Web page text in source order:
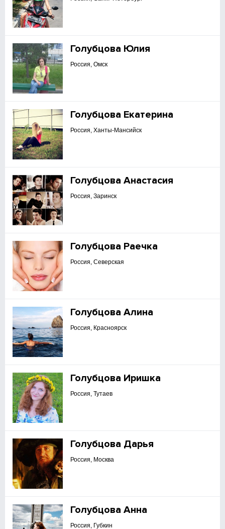
Голубцова Юлия
Россия, Омск
Голубцова Екатерина
Россия, Ханты-Мансийск
Голубцова Анастасия
Россия, Заринск
Голубцова Раечка
Россия, Северская
Голубцова Алина
Россия, Красноярск
Голубцова Иришка
Россия, Тутаев
Голубцова Дарья
Россия, Москва
Голубцова Анна
Россия, Губкин